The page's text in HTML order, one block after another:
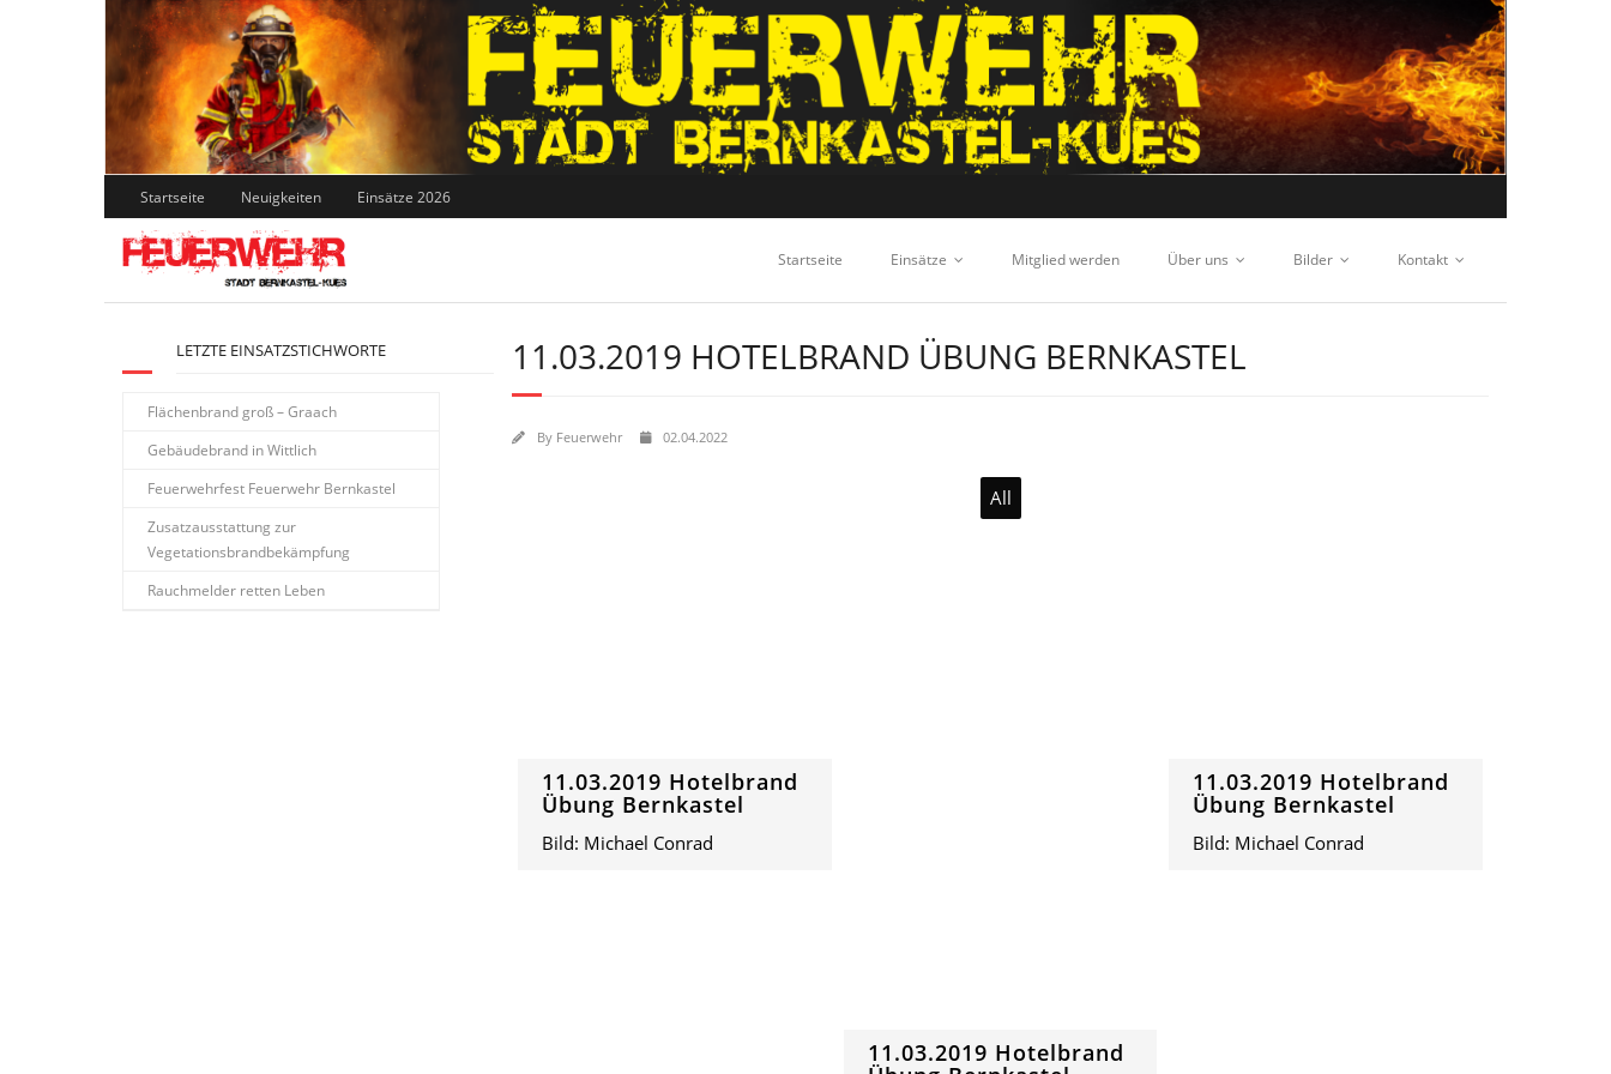
Skip
to
content
Startseite Neuigkeiten Einsätze 2026
Startseite Einsätze Mitglied werden Über uns Bilder Kontakt
11.03.2019 HOTELBRAND ÜBUNG BERNKASTEL
By Feuerwehr 02.04.2022
All
11.03.2019 Hotelbrand
Übung Bernkastel
Bild: Michael Conrad
11.03.2019 Hotelbrand
11.03.2019 Hotelbrand
Übung Bernkastel
Bild: Michael Conrad
LETZTE EINSATZSTICHWORTE
Flächenbrand groß – Graach
Gebäudebrand in Wittlich
Feuerwehrfest Feuerwehr Bernkastel
Zusatzausstattung zur
Vegetationsbrandbekämpfung
Rauchmelder retten Leben